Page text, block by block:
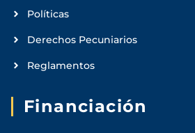
Políticas
Derechos Pecuniarios
Reglamentos
Financiación